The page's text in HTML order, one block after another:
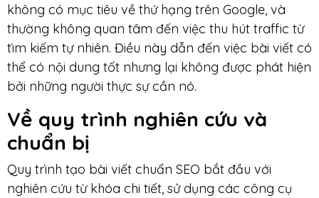
không có mục tiêu về thứ hạng trên Google, và
thường không quan tâm đến việc thu hút traffic từ
tìm kiếm tự nhiên. Điều này dẫn đến việc bài viết có
thể có nội dung tốt nhưng lại không được phát hiện
bởi những người thực sự cần nó.
Về quy trình nghiên cứu và
chuẩn bị
Quy trình tạo bài viết chuẩn SEO bắt đầu với
nghiên cứu từ khóa chi tiết, sử dụng các công cụ